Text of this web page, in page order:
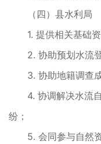
（四）县水利局
1. 提供相关基础资
2. 协助预划水流登
3. 协助地籍调查成
4. 协调解决水流自
纷；
5. 会同参与自然资